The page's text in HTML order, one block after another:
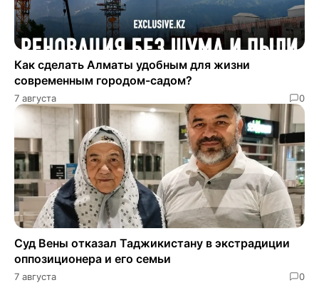
Как сделать Алматы удобным для жизни
современным городом-садом?
7 августа 0
Суд Вены отказал Таджикистану в экстрадиции
оппозиционера и его семьи
7 августа 0